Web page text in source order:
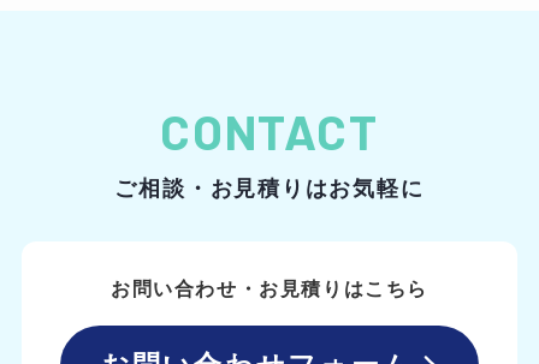
CONTACT
ご相談・お見積りはお気軽に
お問い合わせ・お見積りはこちら